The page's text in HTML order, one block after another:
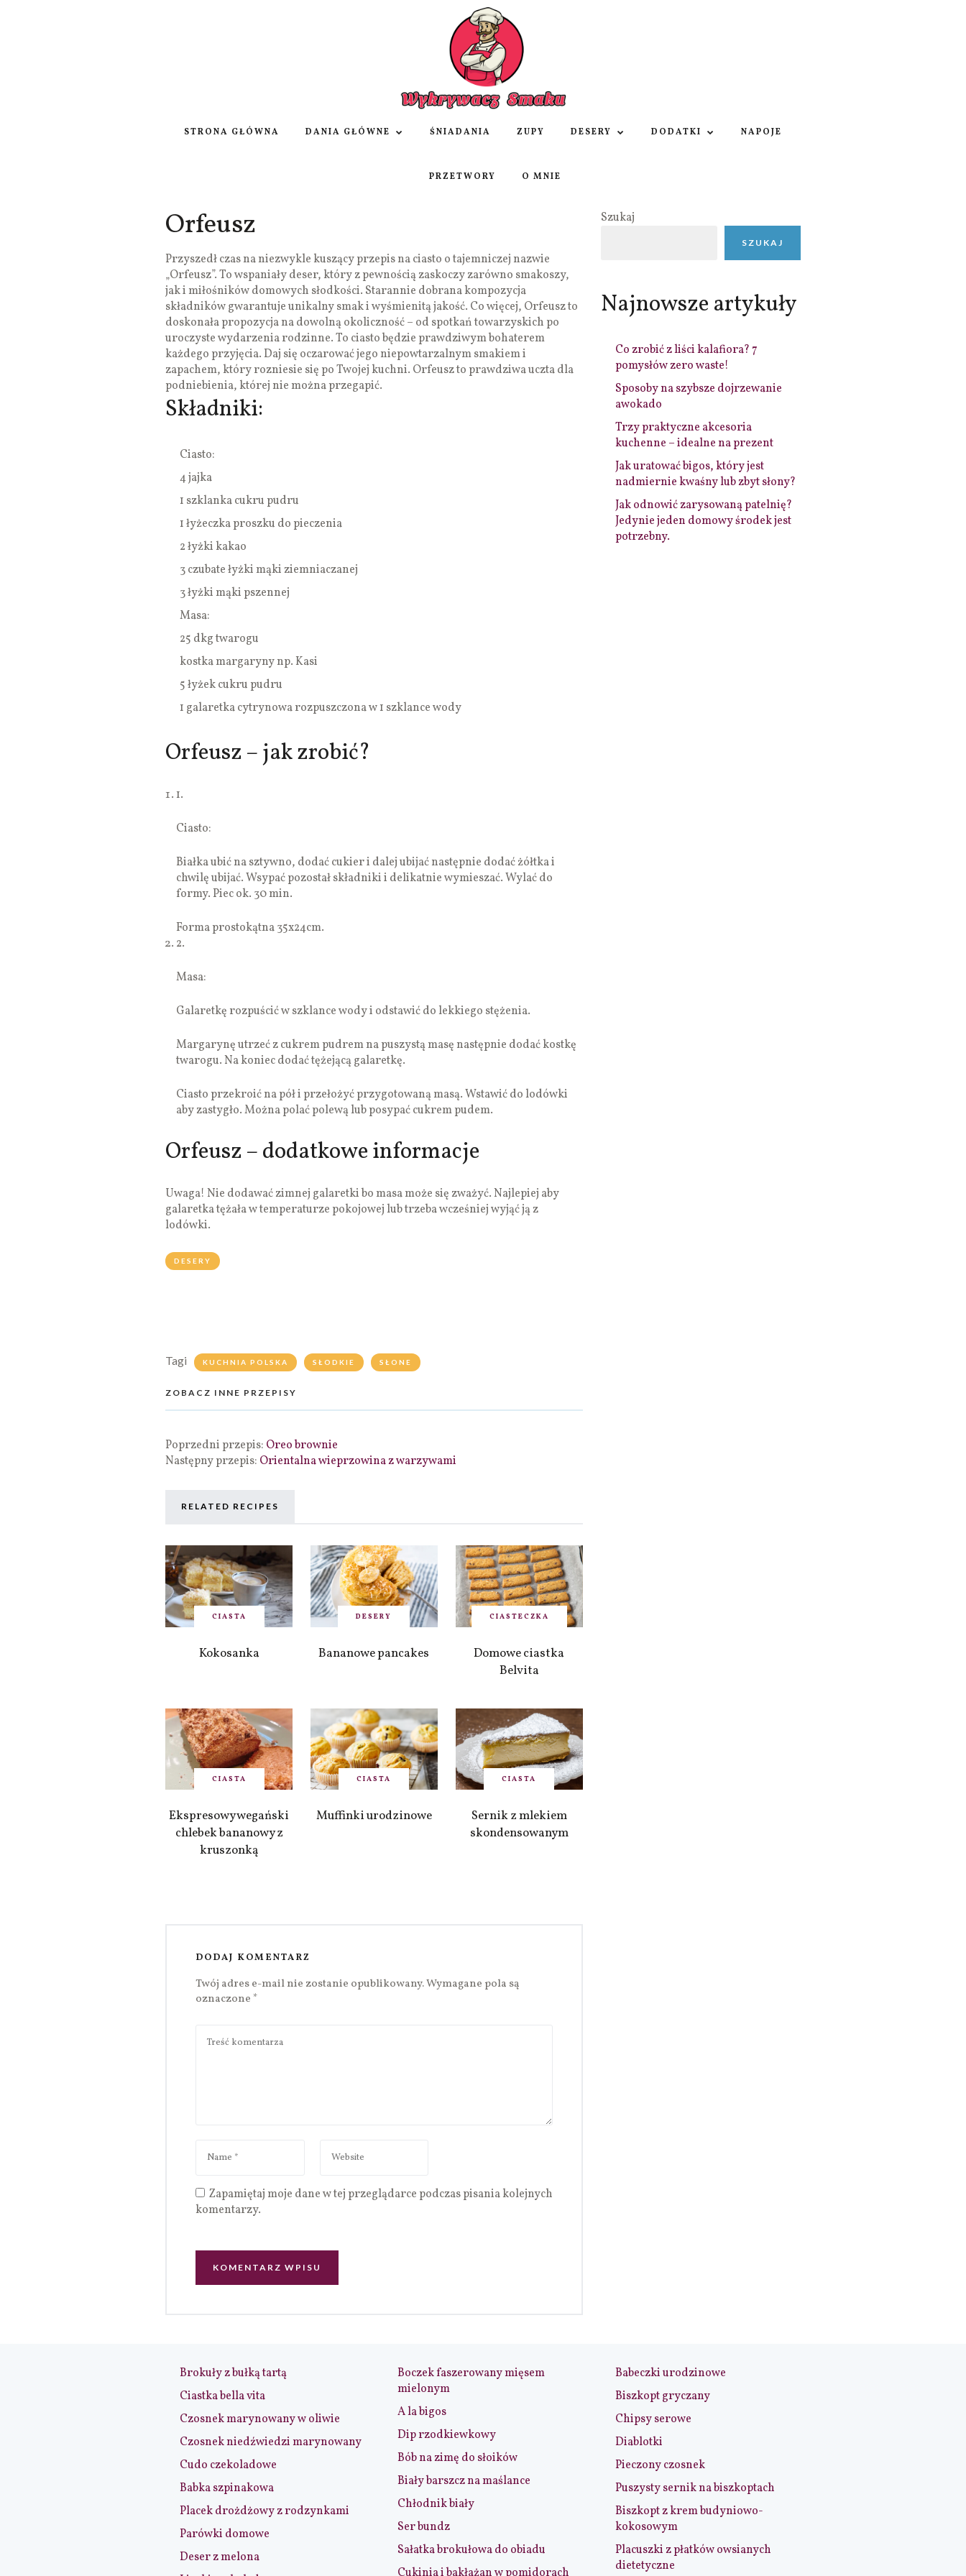
STRONA GŁÓWNA DANIA GŁÓWNE ŚNIADANIA ZUPY DESERY DODATKI NAPOJE
PRZETWORY O MNIE
Orfeusz
Przyszedł czas na niezwykle kuszący przepis na ciasto o tajemniczej nazwie
„Orfeusz”. To wspaniały deser, który z pewnością zaskoczy zarówno smakoszy,
jak i miłośników domowych słodkości. Starannie dobrana kompozycja
składników gwarantuje unikalny smak i wyśmienitą jakość. Co więcej, Orfeusz to
doskonała propozycja na dowolną okoliczność – od spotkań towarzyskich po
uroczyste wydarzenia rodzinne. To ciasto będzie prawdziwym bohaterem
każdego przyjęcia. Daj się oczarować jego niepowtarzalnym smakiem i
zapachem, który rozniesie się po Twojej kuchni. Orfeusz to prawdziwa uczta dla
podniebienia, której nie można przegapić.
Składniki:
Ciasto:
4 jajka
1 szklanka cukru pudru
1 łyżeczka proszku do pieczenia
2 łyżki kakao
3 czubate łyżki mąki ziemniaczanej
3 łyżki mąki pszennej
Masa:
25 dkg twarogu
kostka margaryny np. Kasi
5 łyżek cukru pudru
1 galaretka cytrynowa rozpuszczona w 1 szklance wody
Orfeusz – jak zrobić?
1.
Ciasto:
Białka ubić na sztywno, dodać cukier i dalej ubijać następnie dodać żółtka i
chwilę ubijać. Wsypać pozostał składniki i delikatnie wymieszać. Wylać do
formy. Piec ok. 30 min.
Forma prostokątna 35x24cm.
2.
Masa:
Galaretkę rozpuścić w szklance wody i odstawić do lekkiego stężenia.
Margarynę utrzeć z cukrem pudrem na puszystą masę następnie dodać kostkę
twarogu. Na koniec dodać tężejącą galaretkę.
Ciasto przekroić na pół i przełożyć przygotowaną masą. Wstawić do lodówki
aby zastygło. Można polać polewą lub posypać cukrem pudem.
Orfeusz – dodatkowe informacje
Uwaga! Nie dodawać zimnej galaretki bo masa może się zważyć. Najlepiej aby
galaretka tężała w temperaturze pokojowej lub trzeba wcześniej wyjąć ją z
lodówki.
DESERY
Tagi KUCHNIA POLSKA SŁODKIE SŁONE
ZOBACZ INNE PRZEPISY
Poprzedni przepis: Oreo brownie
Następny przepis: Orientalna wieprzowina z warzywami
RELATED RECIPES
CIASTA
Kokosanka
DESERY
Bananowe pancakes
CIASTECZKA
Domowe ciastka
Belvita
CIASTA
Ekspresowy wegański
chlebek bananowy z
kruszonką
CIASTA
Muffinki urodzinowe
CIASTA
Sernik z mlekiem
skondensowanym
DODAJ KOMENTARZ
Twój adres e-mail nie zostanie opublikowany.Wymagane pola są
oznaczone *
Zapamiętaj moje dane w tej przeglądarce podczas pisania kolejnych
komentarzy.
Szukaj
SZUKAJ
Najnowsze artykuły
Co zrobić z liści kalafiora? 7
pomysłów zero waste!
Sposoby na szybsze dojrzewanie
awokado
Trzy praktyczne akcesoria
kuchenne – idealne na prezent
Jak uratować bigos, który jest
nadmiernie kwaśny lub zbyt słony?
Jak odnowić zarysowaną patelnię?
Jedynie jeden domowy środek jest
potrzebny.
Brokuły z bułką tartą
Ciastka bella vita
Czosnek marynowany w oliwie
Czosnek niedźwiedzi marynowany
Cudo czekoladowe
Babka szpinakowa
Placek drożdżowy z rodzynkami
Parówki domowe
Deser z melona
Boczek faszerowany mięsem
mielonym
A la bigos
Dip rzodkiewkowy
Bób na zimę do słoików
Biały barszcz na maślance
Chłodnik biały
Ser bundz
Sałatka brokułowa do obiadu
Babeczki urodzinowe
Biszkopt gryczany
Chipsy serowe
Diablotki
Pieczony czosnek
Puszysty sernik na biszkoptach
Biszkopt z krem budyniowo-
kokosowym
Placuszki z płatków owsianych
dietetyczne